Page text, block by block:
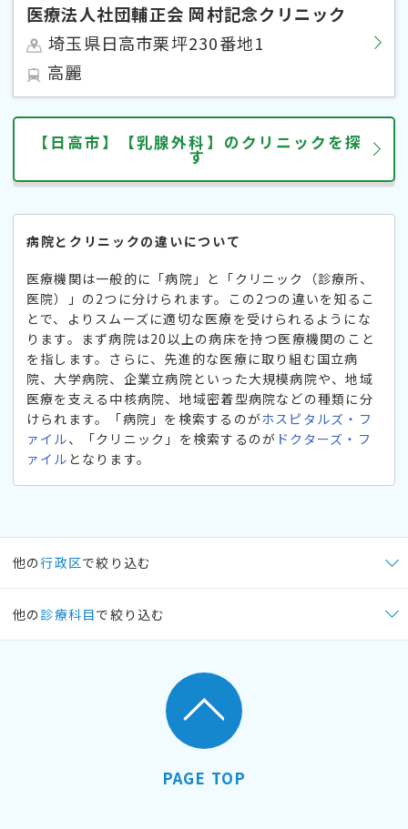
医療法人社団輔正会 岡村記念クリニック
埼玉県日高市栗坪230番地1
高麗
【日高市】【乳腺外科】のクリニックを探
す
病院とクリニックの違いについて
医療機関は一般的に「病院」と「クリニック（診療所、
医院）」の2つに分けられます。この2つの違いを知るこ
とで、よりスムーズに適切な医療を受けられるようにな
ります。まず病院は20以上の病床を持つ医療機関のこと
を指します。さらに、先進的な医療に取り組む国立病
院、大学病院、企業立病院といった大規模病院や、地域
医療を支える中核病院、地域密着型病院などの種類に分
けられます。「病院」を検索するのがホスピタルズ・フ
ァイル、「クリニック」を検索するのが ドクターズ・フ
ァイル となります。
他の行政区で絞り込む
他の 診療科目で絞り込む
PAGE TOP